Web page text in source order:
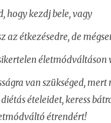
hogy kezdj bele, vagy
az étkezésedre, de
életmódváltáson
van szükséged, mert
ételeidet, keress
étrendért!